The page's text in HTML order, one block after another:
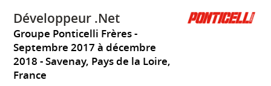
Développeur .Net
Groupe Ponticelli Frères
Septembre 2017 à décembre
2018 Savenay, Pays de la Loire,
France